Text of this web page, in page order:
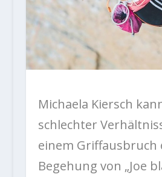
Michaela Kiersch
schlechter
einem Griffausbruch
Begehung von „Joe